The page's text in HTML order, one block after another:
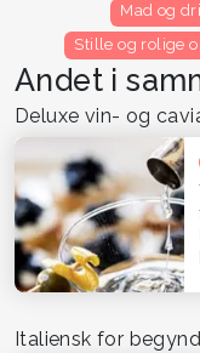
Mad og
Stille og rolige
Andet i
Deluxe vin- og
Italiensk for